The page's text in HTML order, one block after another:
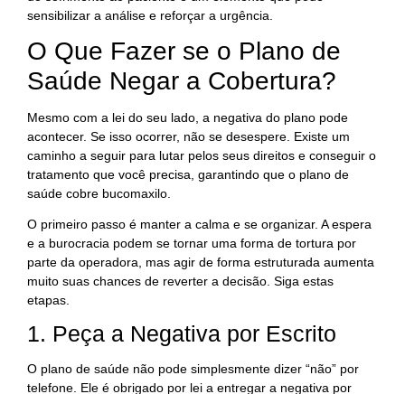
sensibilizar a análise e reforçar a urgência.
O Que Fazer se o Plano de
Saúde Negar a Cobertura?
Mesmo com a lei do seu lado, a negativa do plano pode
acontecer. Se isso ocorrer, não se desespere. Existe um
caminho a seguir para lutar pelos seus direitos e conseguir o
tratamento que você precisa, garantindo que o plano de
saúde cobre bucomaxilo.
O primeiro passo é manter a calma e se organizar. A espera
e a burocracia podem se tornar uma forma de tortura por
parte da operadora, mas agir de forma estruturada aumenta
muito suas chances de reverter a decisão. Siga estas
etapas.
1. Peça a Negativa por Escrito
O plano de saúde não pode simplesmente dizer “não” por
telefone. Ele é obrigado por lei a entregar a negativa por